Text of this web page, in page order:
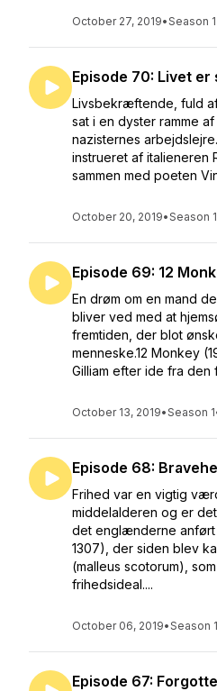
October 27, 2019•Season 1
Episode 70: Livet er
Livsbekræftende, fuld
sat i en dyster ramme
nazisternes
instrueret af italieneren
sammen med poeten
October 20, 2019•Season 1
Episode 69: 12
En drøm om en mand
bliver ved med at
fremtiden, der blot
menneske.12 Monkey
Gilliam efter ide fra den
October 13, 2019•Season 1
Episode 68:
Frihed var en vigtig
middelalderen og er
det englænderne anført
1307), der siden blev
(malleus scotorum),
frihedsideal....
October 06, 2019•Season 1
Episode 67: